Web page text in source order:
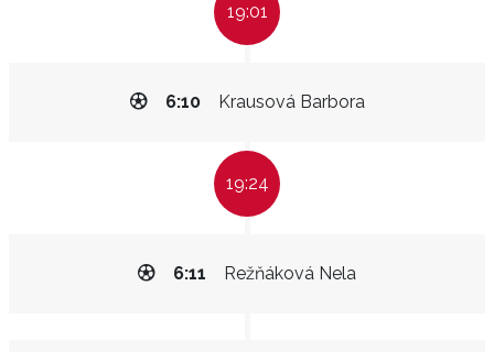
19:01
Krausová Barbora
6:10
19:24
Režňáková Nela
6:11